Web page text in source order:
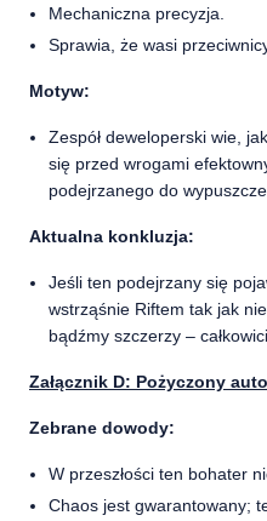
Mechaniczna precyzja.
Sprawia, że wasi
Motyw:
Zespół deweloperski wie,
się przed wrogami
podejrzanego do
Aktualna konkluzja:
Jeśli ten podejrzany się
wstrząśnie Riftem tak jak
bądźmy szczerzy –
Załącznik D: Pożyczony
Zebrane dowody:
W przeszłości ten bohater
Chaos jest gwarantowany;